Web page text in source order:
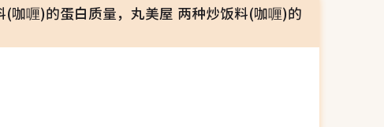
咖喱)的蛋白质量，丸美屋 两种炒饭料(咖喱)的